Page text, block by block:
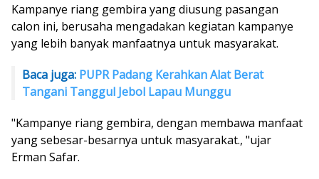
Kampanye riang gembira yang diusung pasangan
calon ini, berusaha mengadakan kegiatan kampanye
yang lebih banyak manfaatnya untuk masyarakat.
Baca juga: PUPR Padang Kerahkan Alat Berat
Tangani Tanggul Jebol Lapau Munggu
"Kampanye riang gembira, dengan membawa manfaat
yang sebesar-besarnya untuk masyarakat., "ujar
Erman Safar.